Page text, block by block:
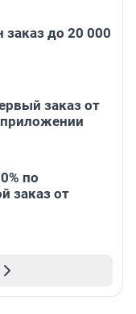
заказ до 20 000
заказ от
приложении
по
заказ от